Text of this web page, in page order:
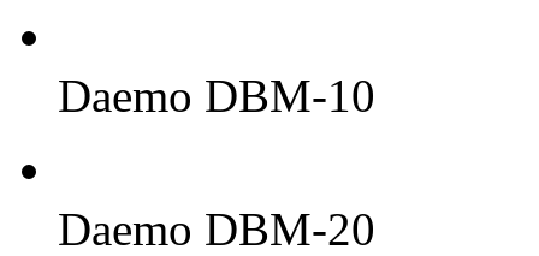
Daemo DBM-10
Daemo DBM-20